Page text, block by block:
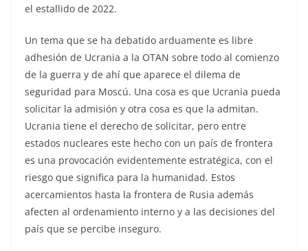
el estallido de 2022.
Un tema que se ha debatido arduamente es libre
adhesión de Ucrania a la OTAN sobre todo al comienzo
de la guerra y de ahí que aparece el dilema de
seguridad para Moscú. Una cosa es que Ucrania pueda
solicitar la admisión y otra cosa es que la admitan.
Ucrania tiene el derecho de solicitar, pero entre
estados nucleares este hecho con un país de frontera
es una provocación evidentemente estratégica, con el
riesgo que significa para la humanidad. Estos
acercamientos hasta la frontera de Rusia además
afecten al ordenamiento interno y a las decisiones del
país que se percibe inseguro.